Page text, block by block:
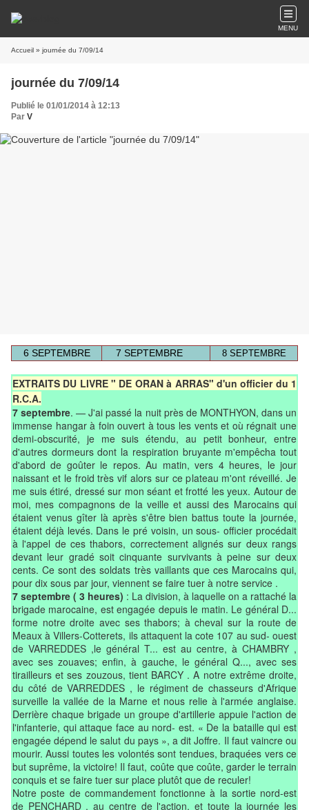
MENU
Accueil » journée du 7/09/14
journée du 7/09/14
Publié le 01/01/2014 à 12:13
Par V
6 SEPTEMBRE 7 SEPTEMBRE 8 SEPTEMBRE
EXTRAITS DU LIVRE " DE ORAN à ARRAS" d'un officier du 1
R.C.A.
7 septembre. — J'ai passé la nuit près de MONTHYON, dans un
immense hangar à foin ouvert à tous les vents et où régnait une
demi-obscurité, je me suis étendu, au petit bonheur, entre
d'autres dormeurs dont la respiration bruyante m'empêcha tout
d'abord de goûter le repos. Au matin, vers 4 heures, le jour
naissant et le froid très vif alors sur ce plateau m'ont réveillé. Je
me suis étiré, dressé sur mon séant et frotté les yeux. Autour de
moi, mes compagnons de la veille et aussi des Marocains qui
étaient venus gîter là après s'être bien battus toute la journée,
étaient déjà levés. Dans le pré voisin, un sous- officier procédait
à l'appel de ces thabors, correctement alignés sur deux rangs
devant leur gradé soit cinquante survivants à peine sur deux
cents. Ce sont des soldats très vaillants que ces Marocains qui,
pour dix sous par jour, viennent se faire tuer à notre service .
7 septembre ( 3 heures) : La division, à laquelle on a rattaché la
brigade marocaine, est engagée depuis le matin. Le général D...
forme notre droite avec ses thabors; à cheval sur la route de
Meaux à Villers-Cotterets, ils attaquent la cote 107 au sud- ouest
de VARREDDES ,le général T... est au centre, à CHAMBRY ,
avec ses zouaves; enfin, à gauche, le général Q..., avec ses
tirailleurs et ses zouzous, tient BARCY . A notre extrême droite,
du côté de VARREDDES , le régiment de chasseurs d'Afrique
surveille la vallée de la Marne et nous relie à l'armée anglaise.
Derrière chaque brigade un groupe d'artillerie appuie l'action de
l'infanterie, qui attaque face au nord- est. « De la bataille qui est
engagée dépend le salut du pays », a dit Joffre. Il faut vaincre ou
mourir. Aussi toutes les volontés sont tendues, braquées vers ce
but suprême, la victoire! Il faut, coûte que coûte, garder le terrain
conquis et se faire tuer sur place plutôt que de reculer!
Notre poste de commandement fonctionne à la sortie nord-est
de PENCHARD , au centre de l'action, et toute la journée les